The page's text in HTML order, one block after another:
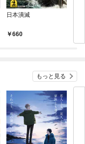
日本潰滅
660
もっと見る